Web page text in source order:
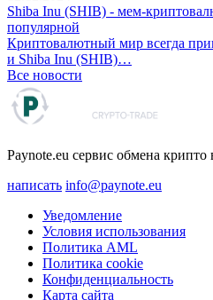
Shiba Inu (SHIB) - мем-
популярной
Криптовалютный мир всегда
и Shiba Inu (SHIB)…
Все новости
Paynote.eu сервис обмена крипто
написать info@paynote.eu
Уведомление
Условия использования
Политика AML
Политика coоkie
Конфиденциальность
Карта сайта